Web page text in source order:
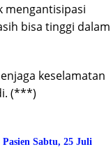
mengantisipasi
bisa tinggi dalam
keselamatan
(***)
Sabtu, 25 Juli